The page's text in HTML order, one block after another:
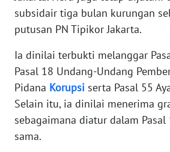
subsidair tiga bulan kurungan
putusan PN Tipikor Jakarta.
Ia dinilai terbukti melanggar
Pasal 18 Undang-Undang
Pidana Korupsi serta Pasal 55
Selain itu, ia dinilai menerima
sebagaimana diatur dalam Pasal
sama.
WN
WN
PAPUA
WN
RIAU